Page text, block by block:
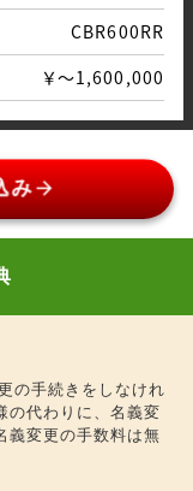
CBR600RR
￥～1,600,000
みarrow_forward
の手続きをしなけれ
の代わりに、名義変
義変更の手数料は無